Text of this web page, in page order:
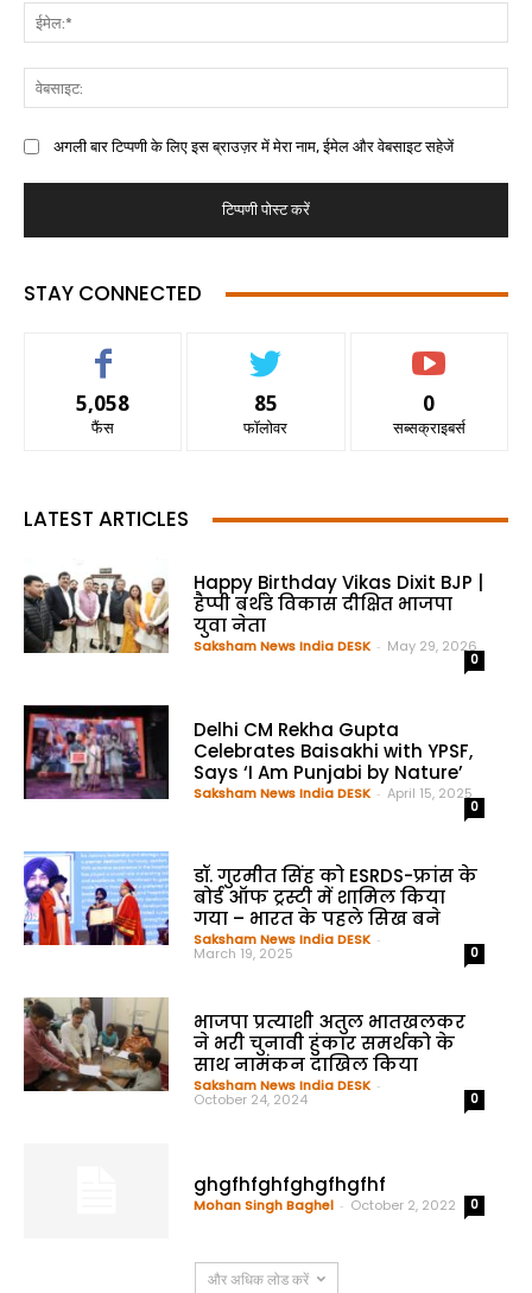
अगली बार टिप्पणी के लिए इस ब्राउज़र में मेरा नाम, ईमेल और वेबसाइट सहेजें
STAY CONNECTED
5,058
फैंस
85
फॉलोवर
0
सब्सक्राइबर्स
LATEST ARTICLES
Happy Birthday Vikas Dixit BJP |
हैप्पी बर्थडे विकास दीक्षित भाजपा
युवा नेता
Saksham News India DESK - May 29, 2026
0
Delhi CM Rekha Gupta
Celebrates Baisakhi with YPSF,
Says ‘I Am Punjabi by Nature’
Saksham News India DESK - April 15, 2025
0
डॉ. गुरमीत सिंह को ESRDS-फ्रांस के
बोर्ड ऑफ ट्रस्टी में शामिल किया
गया – भारत के पहले सिख बने
Saksham News India DESK -
March 19, 2025 0
भाजपा प्रत्याशी अतुल भातखलकर
ने भरी चुनावी हुंकार समर्थको के
साथ नामंकन दाखिल किया
Saksham News India DESK -
October 24, 2024 0
ghgfhfghfghgfhgfhf
Mohan Singh Baghel - October 2, 2022 0
और अधिक लोड करें